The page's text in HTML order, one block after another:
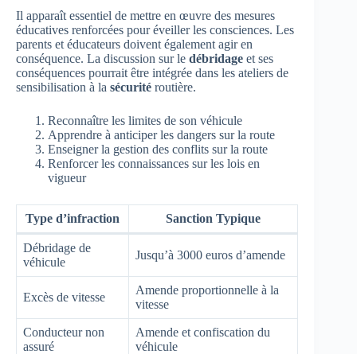
Il apparaît essentiel de mettre en œuvre des mesures
éducatives renforcées pour éveiller les consciences. Les
parents et éducateurs doivent également agir en
conséquence. La discussion sur le débridage et ses
conséquences pourrait être intégrée dans les ateliers de
sensibilisation à la sécurité routière.
Reconnaître les limites de son véhicule
Apprendre à anticiper les dangers sur la route
Enseigner la gestion des conflits sur la route
Renforcer les connaissances sur les lois en
vigueur
Type d’infraction Sanction Typique
Débridage de
véhicule
Jusqu’à 3000 euros d’amende
Excès de vitesse
Amende proportionnelle à la
vitesse
Conducteur non
assuré
Amende et confiscation du
véhicule